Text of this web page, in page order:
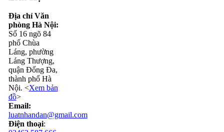
Địa chỉ Văn
phòng Hà Nội:
Số 16 ngõ 84
phố Chùa
Láng, phường
Láng Thượng,
quận Đống Đa,
thành phố Hà
Nội. <Xem bản
đồ>
Email:
luatnhandan@gmail.com
Điện thoại: